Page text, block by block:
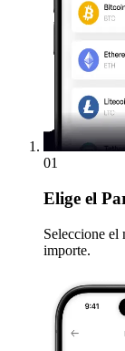
01
Elige el
Seleccione el
importe.